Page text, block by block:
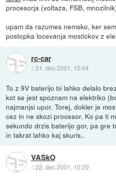
procesorja (voltaza, FSB,
upam da razumes nemsko, ker
postopka locevanja mostickov z
rc-car
::21. dec 2001, 15:04
To z 9V baterijo bi lahko delalo
kot se jest spoznam na elektriko
najmanjsi upor. Torej, dokler je
cez in ne skozi procesor. Ko pa ti
sekundo drzis baterijo gor, pa gre
in takrat lahko kaj skuris..
VASkO
::22. dec 2001, 10:20